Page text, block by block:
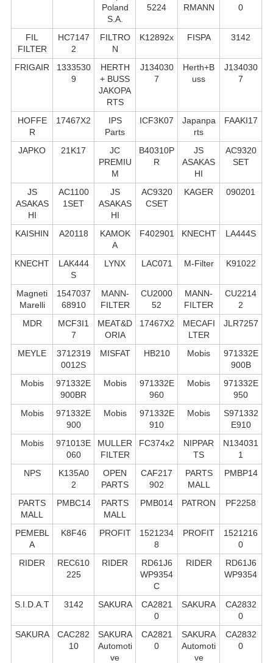
Poland
S.А.
5224
RMANN
0
FIL
FILTER
HC7147
2
FILTRO
N
K12892x FISPA 3142
FRIGAIR
1333530
9
HERTH
+ BUSS
JAKOPA
RTS
J134030
7
Herth+B
uss
J134030
7
HOFFE
R
17467X2
IPS
Parts
ICF3K07
Japanpa
rts
FAAKI17
JAPKO 21K17
JC
PREMIU
M
B40310P
R
JS
ASAKAS
HI
AC9320
SET
JS
ASAKAS
HI
AC1100
1SET
JS
ASAKAS
HI
AC9320
CSET
KAGER 090201
KAISHIN A20118
KAMOK
A
F402901 KNECHT LA444S
KNECHT
LAK444
S
LYNX LAC071 M-Filter K91022
Magneti
Marelli
1547037
68910
MANN-
FILTER
CU2000
52
MANN-
FILTER
CU2214
2
MDR
MCF3I1
7
MEAT&D
ORIA
17467X2
MECAFI
LTER
JLR7257
MEYLE
3712319
0012S
MISFAT HB210 Mobis
971332E
900B
Mobis
971332E
900BR
Mobis
971332E
960
Mobis
971332E
950
Mobis
971332E
900
Mobis
971332E
910
Mobis
S971332
E910
Mobis
971013E
060
MULLER
FILTER
FC374x2
NIPPAR
TS
N134031
1
NPS
K135A0
2
OPEN
PARTS
CAF217
902
PARTS
MALL
PMBP14
PARTS
MALL
PMBC14
PARTS
MALL
PMB014 PATRON PF2258
PEMEBL
A
K8F46 PROFIT
1521234
8
PROFIT
1521216
0
RIDER
REC610
225
RIDER
RD61J6
WP9354
C
RIDER
RD61J6
WP9354
S.I.D.A.T 3142 SAKURA
CA2821
0
SAKURA
CA2832
0
SAKURA
CAC282
10
SAKURA
Automoti
ve
CA2821
0
SAKURA
Automoti
ve
CA2832
0